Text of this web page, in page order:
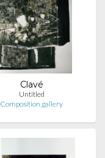
Clavé
Untitled
Composition.gallery